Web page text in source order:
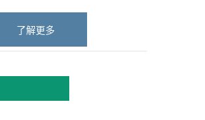
了解更多